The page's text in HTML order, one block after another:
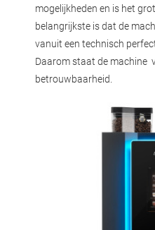
mogelijkheden en is het
belangrijkste is dat de
vanuit een technisch
Daarom staat de machine
betrouwbaarheid.